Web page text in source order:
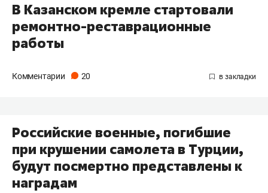
В Казанском кремле стартовали
ремонтно-реставрационные
работы
Комментарии 20
Российские военные, погибшие
при крушении самолета в Турции,
будут посмертно представлены к
наградам